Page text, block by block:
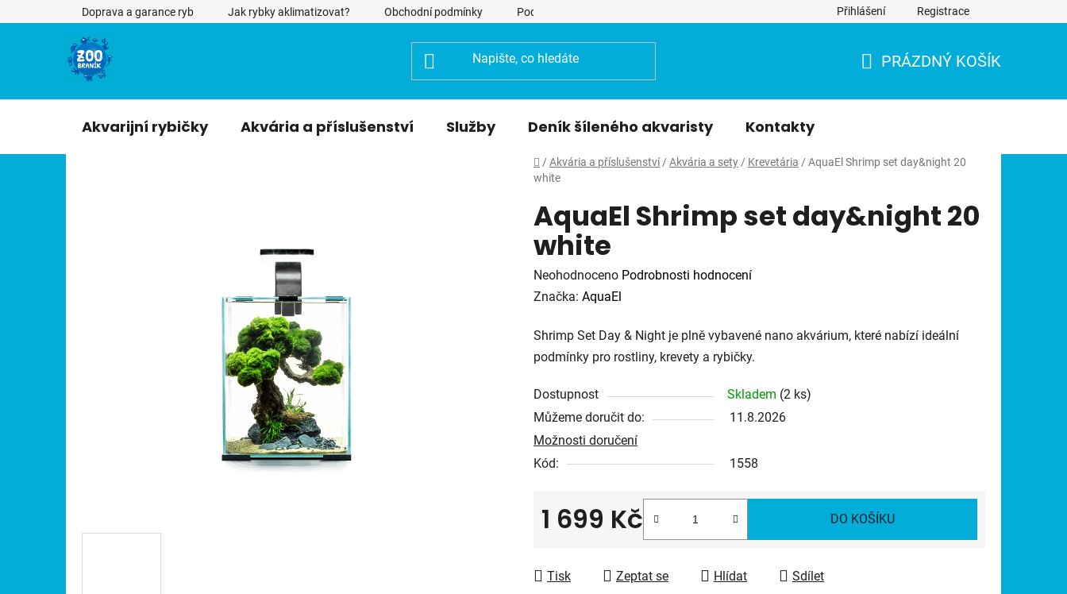
na
Doprava a garance ryb Jak rybky aklimatizovat? Obchodní podmínky Podmínky ochrany osobních údajů Přihlášení Registrace
PRÁZDNÝ KOŠÍK
Akvarijní rybičky Akvária a příslušenství Služby Deník šíleného akvaristy Kontakty
Domů
/ Akvária a příslušenství / Akvária a sety / Krevetária / AquaEl Shrimp set day&night 20
white
AquaEl Shrimp set day&night 20
white
Průměrné
hodnocení
je
0,0
5
hvězdiček.
Neohodnoceno Podrobnosti hodnocení
Značka: AquaEl
Shrimp Set Day & Night je plně vybavené nano akvárium, které nabízí ideální
podmínky pro rostliny, krevety a rybičky.
Dostupnost Skladem (2 ks)
Můžeme doručit do:
11.8.2026
Možnosti doručení
Kód:
1558
1 699 Kč DO KOŠÍKU
Tisk Zeptat se Hlídat Sdílet